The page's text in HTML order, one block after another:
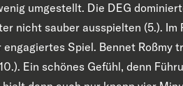
umgestellt. Die DEG
nicht sauber ausspielten (5.).
Spiel. Bennet Roßmy
Ein schönes Gefühl, denn